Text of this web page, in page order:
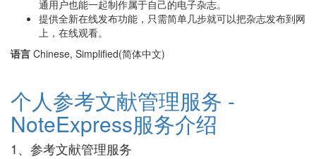
通用户也能一起制作属于自己的电子杂志。
提供全新在线发布功能，只需简单几步就可以把杂志发布到网
上，在线观看。
语言 Chinese, Simplified(简体中文)
个人参考文献管理服务 -
NoteExpress服务介绍
1、参考文献管理服务